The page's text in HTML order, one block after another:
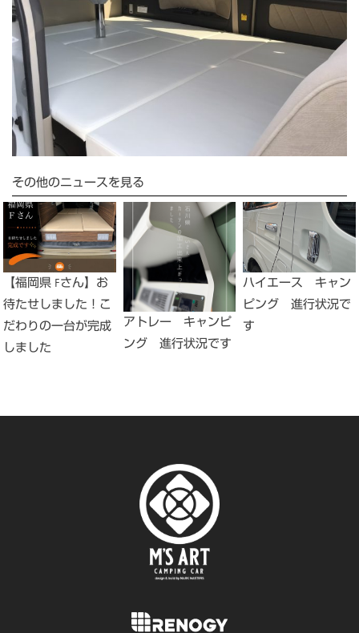
その他のニュースを見る
【福岡県 Fさん】お
待たせしました！こ
だわりの一台が完成
しました
アトレー キャンピ
ング 進行状況です
ハイエース キャン
ピング 進行状況で
す